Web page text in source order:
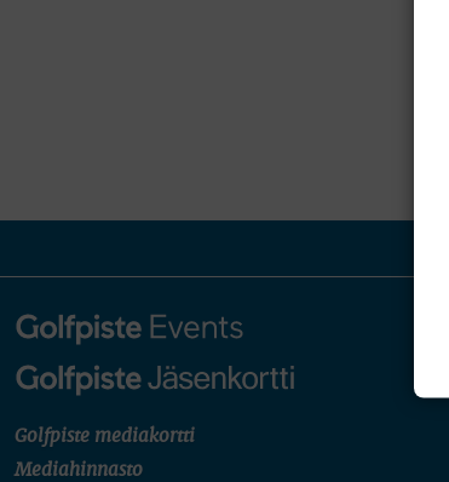
Golfpiste mediakortti
Mediahinnasto